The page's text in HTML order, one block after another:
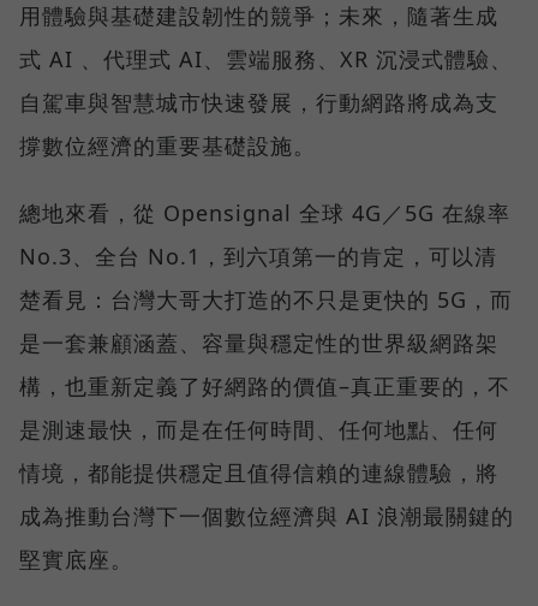
用體驗與基礎建設韌性的競爭；未來，隨著生成
式 AI 、代理式 AI、雲端服務、XR 沉浸式體驗、
自駕車與智慧城市快速發展，行動網路將成為支
撐數位經濟的重要基礎設施。
總地來看，從 Opensignal 全球 4G／5G 在線率
No.3、全台 No.1，到六項第一的肯定，可以清
楚看見：台灣大哥大打造的不只是更快的 5G，而
是一套兼顧涵蓋、容量與穩定性的世界級網路架
構，也重新定義了好網路的價值–真正重要的，不
是測速最快，而是在任何時間、任何地點、任何
情境，都能提供穩定且值得信賴的連線體驗，將
成為推動台灣下一個數位經濟與 AI 浪潮最關鍵的
堅實底座。